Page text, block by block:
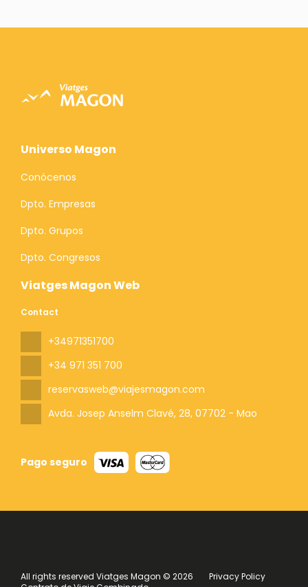
Viatges Magon Web
Contact
+34971351700
+34 971 351 700
reservasweb@viajesmagon.com
Avda. Josep Anselm Clavé, 28, 07702 - Mao
Pago seguro
Universo Magon
Conócenos
Dpto. Empresas
Dpto. Grupos
Dpto. Congresos
All rights reserved Viatges Magon © 2026
Privacy Policy